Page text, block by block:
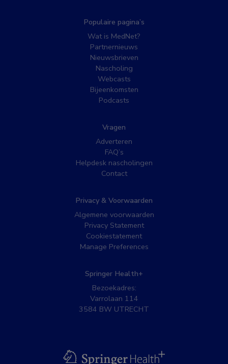
Populaire pagina’s
Wat is MedNet?
Partnernieuws
Nieuwsbrieven
Nascholing
Webcasts
Bijeenkomsten
Podcasts
Vragen
Adverteren
FAQ’s
Helpdesk nascholingen
Contact
Privacy & Voorwaarden
Algemene voorwaarden
Privacy Statement
Cookiestatement
Manage Preferences
Springer Health+
Bezoekadres:
Varrolaan 114
3584 BW UTRECHT
BSL